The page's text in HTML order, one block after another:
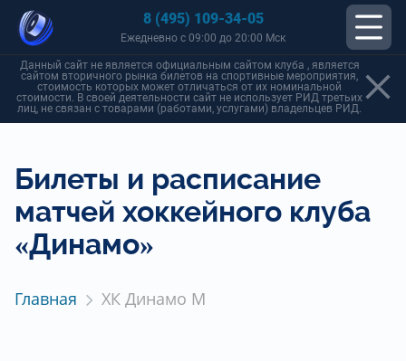
8 (495) 109-34-05
Ежедневно с 09:00 до 20:00 Мск
Данный сайт не является официальным сайтом клуба , является
сайтом вторичного рынка билетов на спортивные мероприятия,
стоимость которых может отличаться от их номинальной
стоимости. В своей деятельности сайт не использует РИД третьих
лиц, не связан с товарами (работами, услугами) владельцев РИД.
Билеты и расписание
матчей хоккейного клуба
«Динамо»
Главная ХК Динамо М